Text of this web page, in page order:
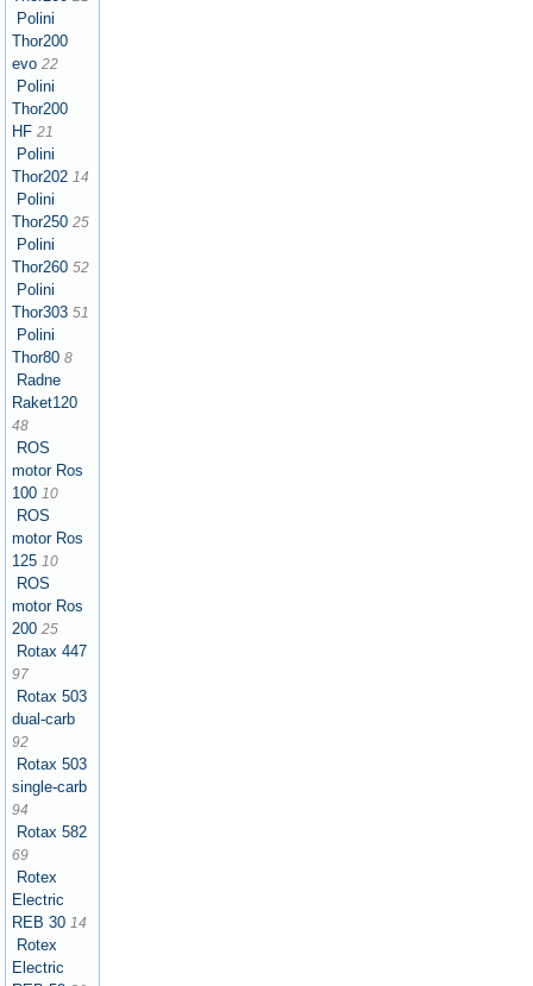
Polini
Thor200
evo 22
Polini
Thor200
HF 21
Polini
Thor202 14
Polini
Thor250 25
Polini
Thor260 52
Polini
Thor303 51
Polini
Thor80 8
Radne
Raket120
48
ROS
motor Ros
100 10
ROS
motor Ros
125 10
ROS
motor Ros
200 25
Rotax 447
97
Rotax 503
dual-carb
92
Rotax 503
single-carb
94
Rotax 582
69
Rotex
Electric
REB 30 14
Rotex
Electric